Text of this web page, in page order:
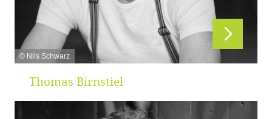
© Nils Schwarz
Thomas Birnstiel